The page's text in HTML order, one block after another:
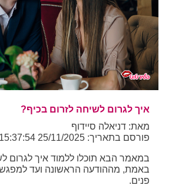
איך לגרום לשיחה לזרום בכיף?
מאת: דניאלה סיידוף
פורסם בתאריך: 25/11/2025 15:37:54
במאמר הבא תוכלו ללמוד איך לגרום
באמת, מההודעה הראשונה ועד
פנים.